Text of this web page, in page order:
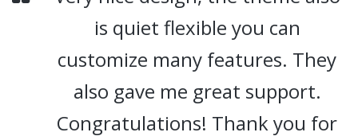
is quiet flexible you can
customize many features. They
also gave me great support.
Congratulations! Thank you for